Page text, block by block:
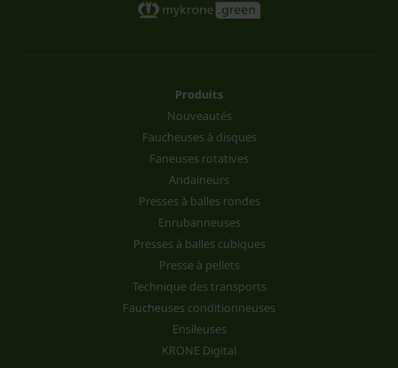
Produits
Nouveautés
Faucheuses à disques
Faneuses rotatives
Andaineurs
Presses à balles rondes
Enrubanneuses
Presses à balles cubiques
Presse à pellets
Technique des transports
Faucheuses conditionneuses
Ensileuses
KRONE Digital